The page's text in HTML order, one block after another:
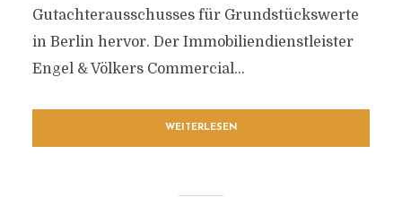
Gutachterausschusses für Grundstückswerte
in Berlin hervor. Der Immobiliendienstleister
Engel & Völkers Commercial...
WEITERLESEN